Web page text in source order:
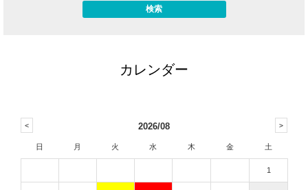
カレンダー
2026/08
日 月 火 水 木 金 土
1